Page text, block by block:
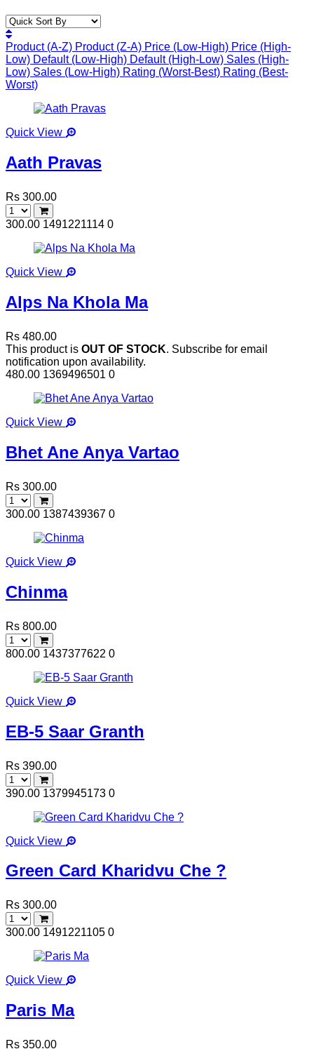
Product (A-Z) Product (Z-A) Price (Low-High) Price (High-
Low) Default (Low-High) Default (High-Low) Sales (High-
Low) Sales (Low-High) Rating (Worst-Best) Rating (Best-
Worst)
Quick View
Aath Pravas
Rs 300.00
300.00 1491221114 0
Quick View
Alps Na Khola Ma
Rs 480.00
This product is OUT OF STOCK. Subscribe for email
notification upon availability.
480.00 1369496501 0
Quick View
Bhet Ane Anya Vartao
Rs 300.00
300.00 1387439367 0
Quick View
Chinma
Rs 800.00
800.00 1437377622 0
Quick View
EB-5 Saar Granth
Rs 390.00
390.00 1379945173 0
Quick View
Green Card Kharidvu Che ?
Rs 300.00
300.00 1491221105 0
Quick View
Paris Ma
Rs 350.00